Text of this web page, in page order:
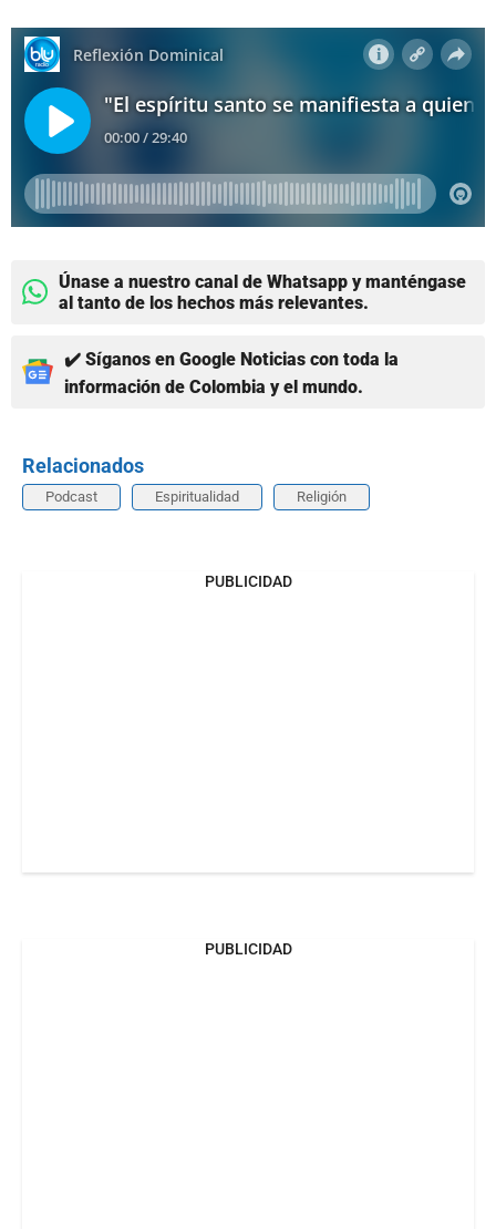
Únase a nuestro canal de Whatsapp y manténgase
al tanto de los hechos más relevantes.
✔️ Síganos en Google Noticias con toda la
información de Colombia y el mundo.
Relacionados
Podcast Espiritualidad Religión
PUBLICIDAD
PUBLICIDAD